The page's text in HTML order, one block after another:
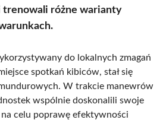
różne warianty
do lokalnych zmagań
spotkań kibiców, stał się
W trakcie manewrów
wspólnie doskonalili swoje
celu poprawę efektywności